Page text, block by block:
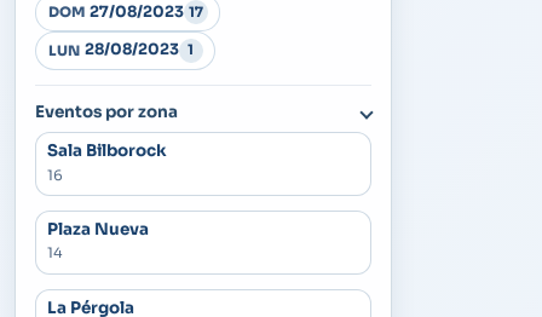
DOM 27/08/2023 17
LUN 28/08/2023 1
Eventos por zona
Sala Bilborock
16
Plaza Nueva
14
La Pérgola